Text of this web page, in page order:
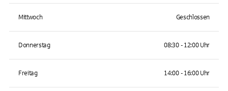
Mittwoch Geschlossen
Donnerstag 08:30 - 12:00 Uhr
Freitag 14:00 - 16:00 Uhr